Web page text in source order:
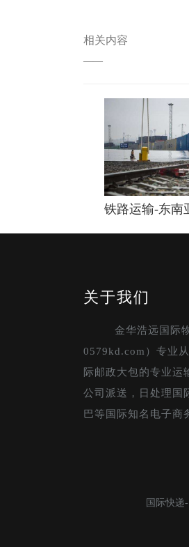
相关内容
——
铁路运输-东南
关于我们
金华浩远国际物
0579kd.com）专业
际邮政大包的专业运
公司派送，日处理国
巴等国际知名电子商
国际快递